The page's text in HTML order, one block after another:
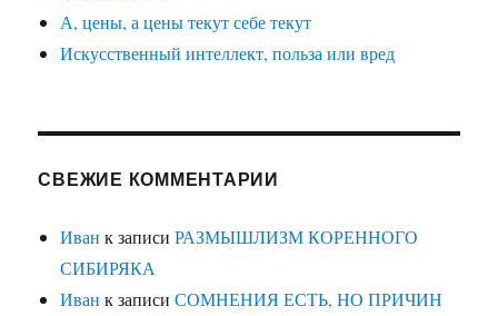
А, цены, а цены текут себе текут
Искусственный интеллект, польза или вред
СВЕЖИЕ КОММЕНТАРИИ
Иван к записиРАЗМЫШЛИЗМ КОРЕННОГО
СИБИРЯКА
Иван к записиСОМНЕНИЯ ЕСТЬ, НО ПРИЧИН